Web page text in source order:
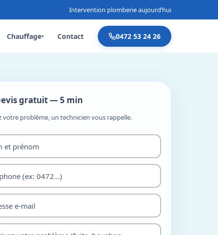
Intervention plomberie aujourd’hui
Chauffage▾ Contact 0472 53 24 26
gratuit — 5 min
votre problème, un technicien vous rappelle.